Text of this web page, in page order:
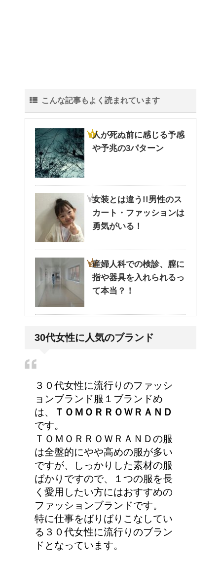
こんな記事もよく読まれています
人が死ぬ前に感じる予感
や予兆の3パターン
女装とは違う!!男性のス
カート・ファッションは
勇気がいる！
産婦人科での検診、膣に
指や器具を入れられるっ
て本当？！
走行で車のライトは上向
東京で洗濯物を外に干す
ことってできるの？
猫の長毛は雑種でも可愛
いの？！
労災保険の請求で病院が
2か所の場合はどうなる
の？
30代女性に人気のブランド
３０代女性に流行りのファッシ
ョンブランド服１ブランドめ
は、
ＴＯＭＯＲＲＯＷＲＡＮＤ
です。
ＴＯＭＯＲＲＯＷＲＡＮＤの服
は全盤的にやや高めの服が多い
ですが、しっかりした素材の服
ばかりですので、１つの服を長
く愛用したい方にはおすすめの
ファッションブランドです。
特に仕事をばりばりこなしてい
る３０代女性に流行りのブラン
ドとなっています。